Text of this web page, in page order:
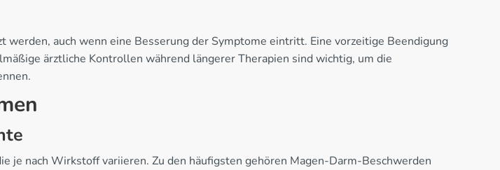
auch wenn eine Besserung der Symptome eintritt. Eine vorzeitige Beendigung
ärztliche Kontrollen während längerer Therapien sind wichtig, um die
nach Wirkstoff variieren. Zu den häufigsten gehören Magen-Darm-Beschwerden